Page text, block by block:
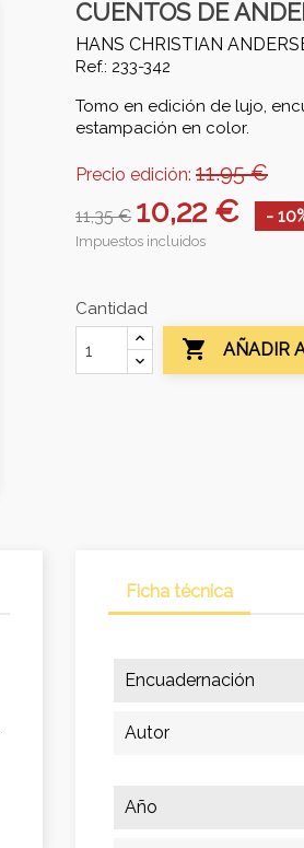
CUENTOS DE
HANS CHRISTIAN
Ref.: 233-342
Tomo en edición de lujo,
estampación en color.
Precio edición: 11.95 €
11,35 € 10,22 € -
Impuestos incluidos
Cantidad
 AÑADIR
Ficha técnica
Encuadernación
Autor
Año